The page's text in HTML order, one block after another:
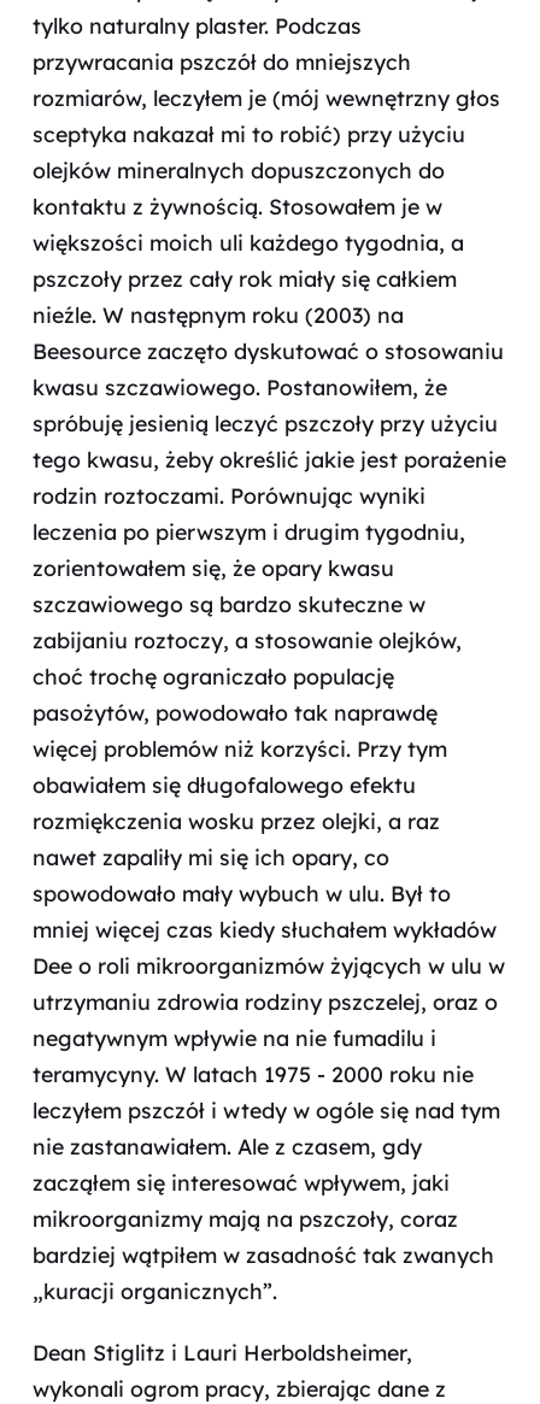
tylko naturalny plaster. Podczas
przywracania pszczół do mniejszych
rozmiarów, leczyłem je (mój wewnętrzny głos
sceptyka nakazał mi to robić) przy użyciu
olejków mineralnych dopuszczonych do
kontaktu z żywnością. Stosowałem je w
większości moich uli każdego tygodnia, a
pszczoły przez cały rok miały się całkiem
nieźle. W następnym roku (2003) na
Beesource zaczęto dyskutować o stosowaniu
kwasu szczawiowego. Postanowiłem, że
spróbuję jesienią leczyć pszczoły przy użyciu
tego kwasu, żeby określić jakie jest porażenie
rodzin roztoczami. Porównując wyniki
leczenia po pierwszym i drugim tygodniu,
zorientowałem się, że opary kwasu
szczawiowego są bardzo skuteczne w
zabijaniu roztoczy, a stosowanie olejków,
choć trochę ograniczało populację
pasożytów, powodowało tak naprawdę
więcej problemów niż korzyści. Przy tym
obawiałem się długofalowego efektu
rozmiękczenia wosku przez olejki, a raz
nawet zapaliły mi się ich opary, co
spowodowało mały wybuch w ulu. Był to
mniej więcej czas kiedy słuchałem wykładów
Dee o roli mikroorganizmów żyjących w ulu w
utrzymaniu zdrowia rodziny pszczelej, oraz o
negatywnym wpływie na nie fumadilu i
teramycyny. W latach 1975 - 2000 roku nie
leczyłem pszczół i wtedy w ogóle się nad tym
nie zastanawiałem. Ale z czasem, gdy
zacząłem się interesować wpływem, jaki
mikroorganizmy mają na pszczoły, coraz
bardziej wątpiłem w zasadność tak zwanych
„kuracji organicznych”.
Dean Stiglitz i Lauri Herboldsheimer,
wykonali ogrom pracy, zbierając dane z